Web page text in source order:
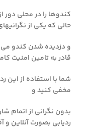
کندوها را در محلی دور
حالی که یکی از
و دزدیده شدن کندو می
قادر به تامین امنیت
شما با استفاده از این
مخفی کنید و
بدون نگرانی از اتمام
ردیابی بصورت آنلاین و